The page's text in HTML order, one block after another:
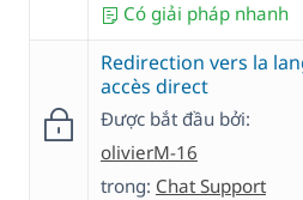
Có giải pháp nhanh
Redirection vers la
accès direct
Được bắt đầu bởi:
olivierM-16
trong: Chat Support